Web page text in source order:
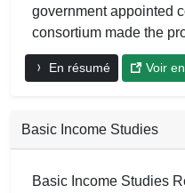
government appointed
consortium made the
En résumé Voir
Basic Income Studies
Basic Income Studies